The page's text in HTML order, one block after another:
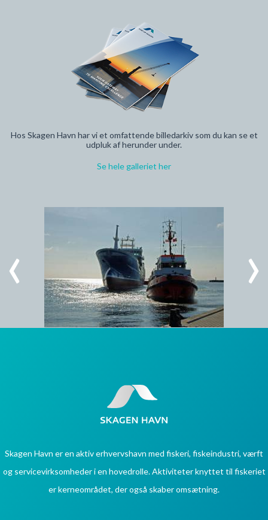
Hos Skagen Havn har vi et omfattende billedarkiv som du kan se et
udpluk af herunder under.
Se hele galleriet her
Skagen Havn er en aktiv erhvervshavn med fiskeri, fiskeindustri, værft
og servicevirksomheder i en hovedrolle. Aktiviteter knyttet til fiskeriet
er kerneområdet, der også skaber omsætning.